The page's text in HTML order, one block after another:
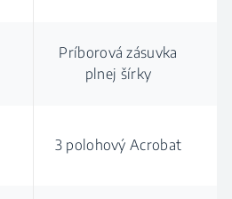
Príborová zásuvka
plnej šírky
3 polohový Acrobat